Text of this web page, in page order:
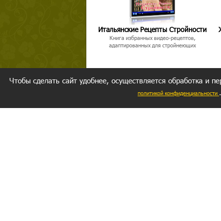
Итальянские Рецепты Стройности
Книга избранных видео-рецептов,
адаптированных для стройнеющих
Чтобы сделать сайт удобнее, осуществляется обработка и
политикой конфиденциальности